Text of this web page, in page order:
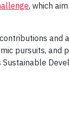
, which
pursuits,